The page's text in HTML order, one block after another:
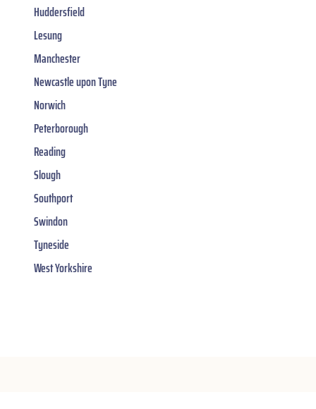
Huddersfield
Lesung
Manchester
Newcastle upon Tyne
Norwich
Peterborough
Reading
Slough
Southport
Swindon
Tyneside
West Yorkshire